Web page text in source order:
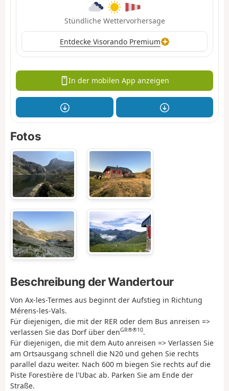
Stündliche Wettervorhersage
Entdecke Visorando Premium
In der mobilen App anzeigen
Fotos
Beschreibung der Wandertour
Von Ax-les-Termes aus beginnt der Aufstieg in Richtung
Mérens-les-Vals.
Für diejenigen, die mit der RER oder dem Bus anreisen =>
verlassen Sie das Dorf über denGR®®10.
Für diejenigen, die mit dem Auto anreisen => Verlassen Sie
am Ortsausgang schnell die N20 und gehen Sie rechts
parallel dazu weiter. Nach 600 m biegen Sie rechts auf die
Piste Forestière de l'Ubac ab. Parken Sie am Ende der
Straße.